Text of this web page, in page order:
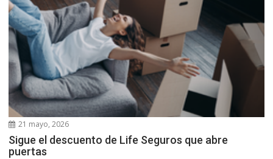
21 mayo, 2026
Sigue el descuento de Life Seguros que abre
puertas